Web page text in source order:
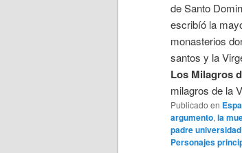
de Santo
escribíó la
monasterios
santos y la
Los Milagros
milagros de la
Publicado en
argumento, la
padre universidad
Personajes